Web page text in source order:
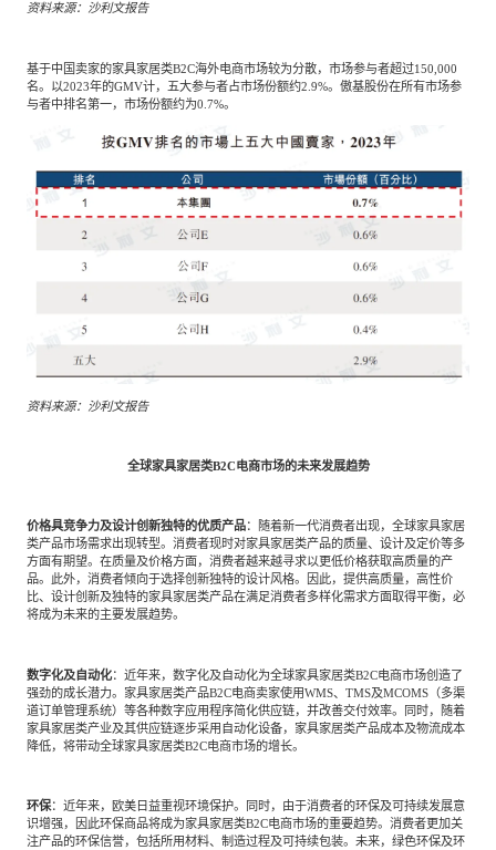
资料来源：沙利文报告
基于中国卖家的家具家居类B2C海外电商市场较为分散，市场参与者超过150,000
名。以2023年的GMV计，五大参与者占市场份额约2.9%。傲基股份在所有市场参
与者中排名第一，市场份额约为0.7%。
资料来源：沙利文报告
全球家具家居类B2C电商市场的未来发展趋势
价格具竞争力及设计创新独特的优质产品：随着新一代消费者出现，全球家具家居
类产品市场需求出现转型。消费者现时对家具家居类产品的质量、设计及定价等多
方面有期望。在质量及价格方面，消费者越来越寻求以更低价格获取高质量的产
品。此外，消费者倾向于选择创新独特的设计风格。因此，提供高质量，高性价
比、设计创新及独特的家具家居类产品在满足消费者多样化需求方面取得平衡，必
将成为未来的主要发展趋势。
数字化及自动化：近年来，数字化及自动化为全球家具家居类B2C电商市场创造了
强劲的成长潜力。家具家居类产品B2C电商卖家使用WMS、TMS及MCOMS（多渠
道订单管理系统）等各种数字应用程序简化供应链，并改善交付效率。同时，随着
家具家居类产业及其供应链逐步采用自动化设备，家具家居类产品成本及物流成本
降低，将带动全球家具家居类B2C电商市场的增长。
环保：近年来，欧美日益重视环境保护。同时，由于消费者的环保及可持续发展意
识增强，因此环保商品将成为家具家居类B2C电商市场的重要趋势。消费者更加关
注产品的环保信誉，包括所用材料、制造过程及可持续包装。未来，绿色环保及环